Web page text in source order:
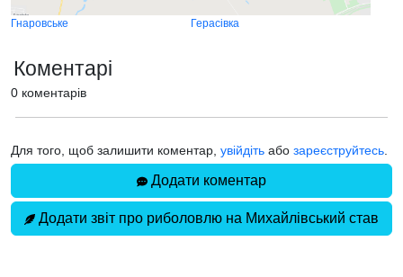
Гнаровське Герасівка
Коментарі
0 коментарів
Для того, щоб залишити коментар, увійдіть або зареєструйтесь
Додати коментар
Додати звіт про риболовлю на Михайлівський став